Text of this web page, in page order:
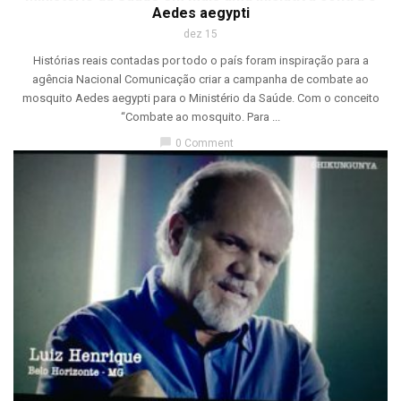
Aedes aegypti
dez 15
Histórias reais contadas por todo o país foram inspiração para a
agência Nacional Comunicação criar a campanha de combate ao
mosquito Aedes aegypti para o Ministério da Saúde. Com o conceito
“Combate ao mosquito. Para ...
0 Comment